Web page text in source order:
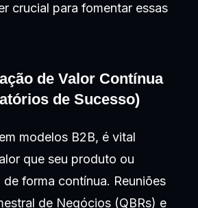
crucial para fomentar essas
de Valor Contínua
de Sucesso)
modelos B2B, é vital
que seu produto ou
forma contínua. Reuniões
de Negócios (QBRs) e